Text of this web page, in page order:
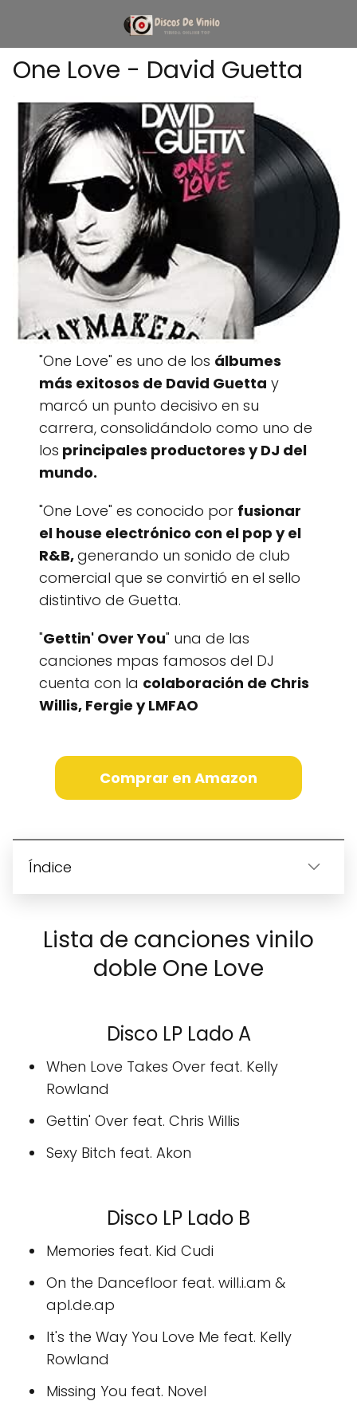
One Love - David Guetta
"One Love" es uno de los álbumes
más exitosos de David Guetta y
marcó un punto decisivo en su
carrera, consolidándolo como uno de
los principales productores y DJ del
mundo.
"One Love" es conocido por fusionar
el house electrónico con el pop y el
R&B,generando un sonido de club
comercial que se convirtió en el sello
distintivo de Guetta.
"Gettin' Over You" una de las
canciones mpas famosos del DJ
cuenta con la colaboración de Chris
Willis, Fergie y LMFAO
Comprar en Amazon
Índice
Lista de canciones vinilo
doble One Love
Disco LP Lado A
When Love Takes Over feat. Kelly
Rowland
Gettin' Over feat. Chris Willis
Sexy Bitch feat. Akon
Disco LP Lado B
Memories feat. Kid Cudi
On the Dancefloor feat. will.i.am &
apl.de.ap
It's the Way You Love Me feat. Kelly
Rowland
Missing You feat. Novel